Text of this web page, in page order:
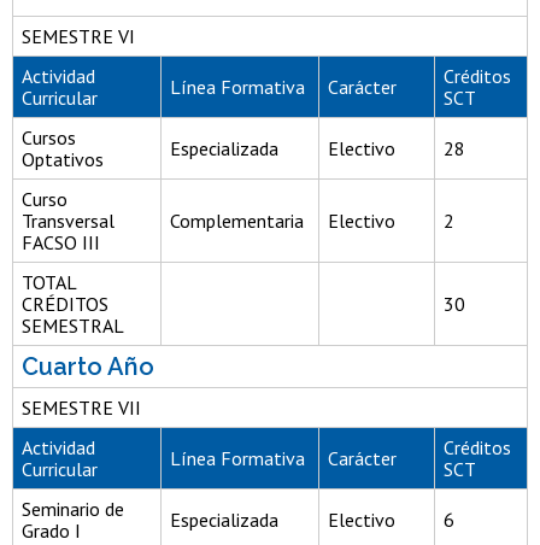
SEMESTRE VI
Actividad
Curricular
Línea Formativa Carácter
Créditos
SCT
Cursos
Optativos
Especializada Electivo 28
Curso
Transversal
FACSO III
Complementaria Electivo 2
TOTAL
CRÉDITOS
SEMESTRAL
30
Cuarto Año
SEMESTRE VII
Actividad
Curricular
Línea Formativa Carácter
Créditos
SCT
Seminario de
Grado I
Especializada Electivo 6